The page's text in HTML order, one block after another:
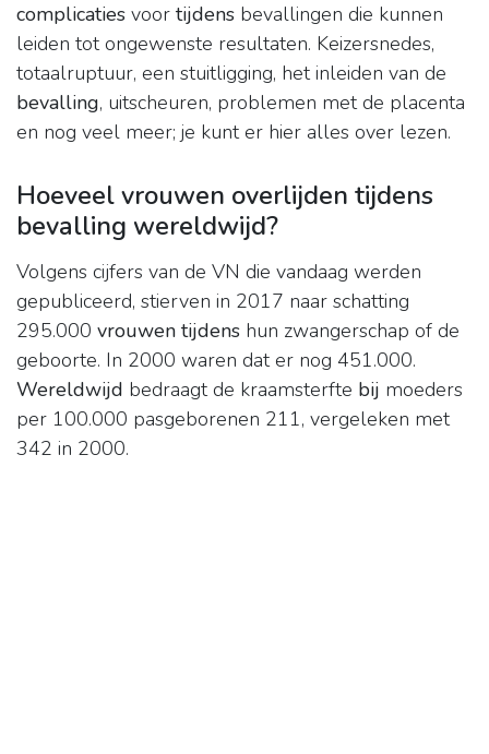
complicaties voor tijdens bevallingen die kunnen
leiden tot ongewenste resultaten. Keizersnedes,
totaalruptuur, een stuitligging, het inleiden van de
bevalling, uitscheuren, problemen met de placenta
en nog veel meer; je kunt er hier alles over lezen.
Hoeveel vrouwen overlijden tijdens
bevalling wereldwijd?
Volgens cijfers van de VN die vandaag werden
gepubliceerd, stierven in 2017 naar schatting
295.000 vrouwen tijdens hun zwangerschap of de
geboorte. In 2000 waren dat er nog 451.000.
Wereldwijd bedraagt de kraamsterfte bij moeders
per 100.000 pasgeborenen 211, vergeleken met
342 in 2000.